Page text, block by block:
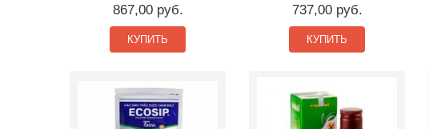
867,00 руб.
КУПИТЬ
737,00 руб.
КУПИТЬ